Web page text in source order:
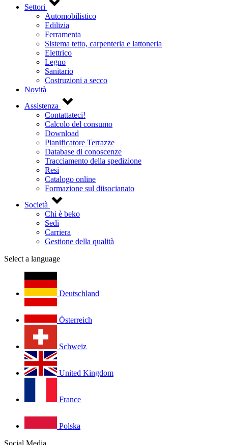
Settori
Automobilistico
Edilizia
Ferramenta
Sistema tetto, carpenteria e lattoneria
Elettrico
Legno
Sanitario
Costruzioni a secco
Novità
Assistenza
Contattateci!
Calcolo del consumo
Download
Pianificatore Terrazze
Database di conoscenze
Tracciamento della spedizione
Resi
Catalogo online
Formazione sul diisocianato
Società
Chi è beko
Sedi
Carriera
Gestione della qualità
Select a language
Deutschland
Österreich
Schweiz
United Kingdom
France
Polska
Social Media